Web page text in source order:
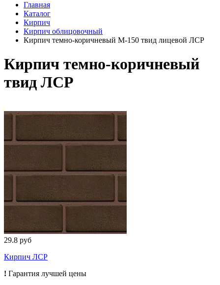
Главная
Каталог
Кирпич
Кирпич облицовочный
Кирпич темно-коричневый М-150 твид лицевой ЛСР
Кирпич темно-коричневый
твид ЛСР
29.8 руб
Кирпич ЛСР
! Гарантия лучшей цены